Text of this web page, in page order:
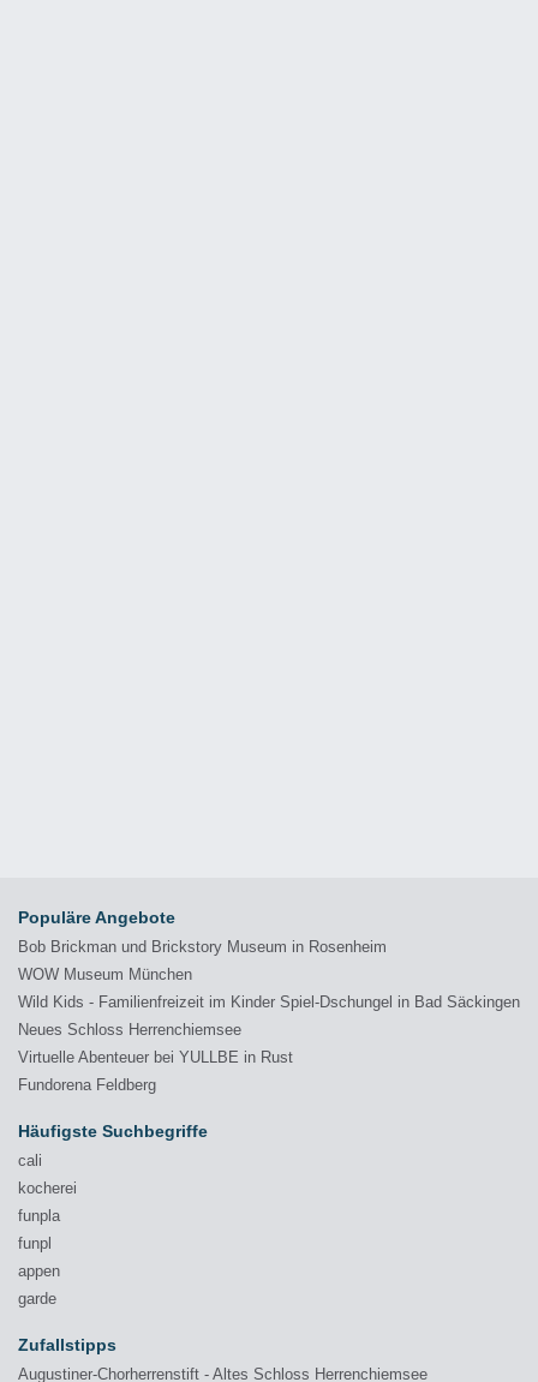
Populäre Angebote
Bob Brickman und Brickstory Museum in Rosenheim
WOW Museum München
Wild Kids - Familienfreizeit im Kinder Spiel-Dschungel in Bad Säckingen
Neues Schloss Herrenchiemsee
Virtuelle Abenteuer bei YULLBE in Rust
Fundorena Feldberg
Häufigste Suchbegriffe
cali
kocherei
funpla
funpl
appen
garde
Zufallstipps
Augustiner-Chorherrenstift - Altes Schloss Herrenchiemsee